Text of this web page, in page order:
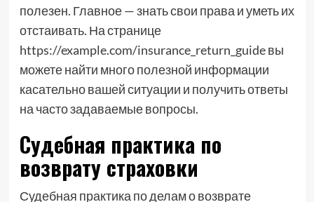
полезен. Главное — знать свои права и уметь их
отстаивать. На странице
https://example.com/insurance_return_guide вы
можете найти много полезной информации
касательно вашей ситуации и получить ответы
на часто задаваемые вопросы.
Судебная практика по
возврату страховки
Судебная практика по делам о возврате